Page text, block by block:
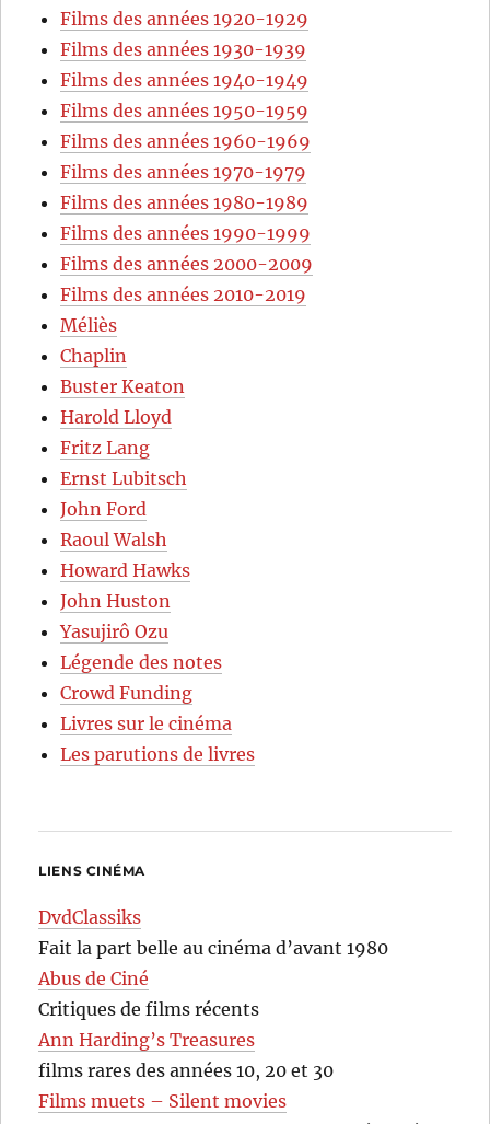
Films des années 1920-1929
Films des années 1930-1939
Films des années 1940-1949
Films des années 1950-1959
Films des années 1960-1969
Films des années 1970-1979
Films des années 1980-1989
Films des années 1990-1999
Films des années 2000-2009
Films des années 2010-2019
Méliès
Chaplin
Buster Keaton
Harold Lloyd
Fritz Lang
Ernst Lubitsch
John Ford
Raoul Walsh
Howard Hawks
John Huston
Yasujirô Ozu
Légende des notes
Crowd Funding
Livres sur le cinéma
Les parutions de livres
LIENS CINÉMA
DvdClassiks
Fait la part belle au cinéma d’avant 1980
Abus de Ciné
Critiques de films récents
Ann Harding’s Treasures
films rares des années 10, 20 et 30
Films muets – Silent movies